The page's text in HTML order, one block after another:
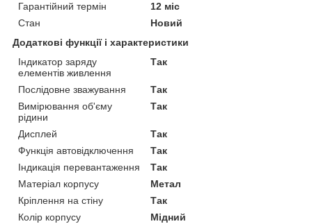
Гарантійний термін
12 міс
Стан
Новий
Додаткові функції і характеристики
Індикатор заряду
елементів живлення
Так
Послідовне зважування
Так
Вимірювання об'єму
рідини
Так
Дисплей
Так
Функція автовідключення
Так
Індикація перевантаження
Так
Матеріал корпусу
Метал
Кріплення на стіну
Так
Колір корпусу
Мідний